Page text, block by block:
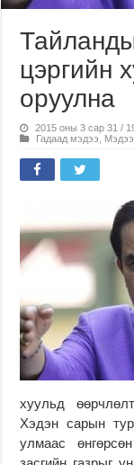
цэргийн
оруулна
2015 оны 3 сар 31 /
Гадаад мэдээ
хуульд
Хэдэн сарын
улмаас